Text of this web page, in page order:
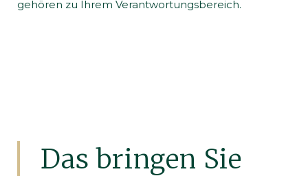
gehören zu Ihrem Verantwortungsbereich.
Das bringen Sie